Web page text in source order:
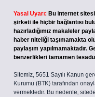
Yasal Uyarı: Bu internet
şirketi ile hiçbir bağlantısı
hazırladığımız makaleler
haber niteliği taşımamakta
paylaşım yapılmamaktadır.
benzerlikleri tamamen
Sitemiz, 5651 Sayılı Kanun
Kurumu (BTK) tarafından
vermektedir. Bu nedenle,